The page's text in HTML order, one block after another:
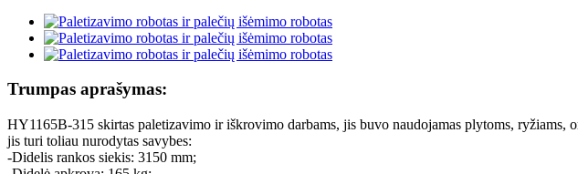
Trumpas aprašymas:
HY1165B-315 skirtas paletizavimo ir iškrovimo darbams, jis buvo naudojamas plytoms, ryžiams,
jis turi toliau nurodytas savybes:
-Didelis rankos siekis: 3150 mm;